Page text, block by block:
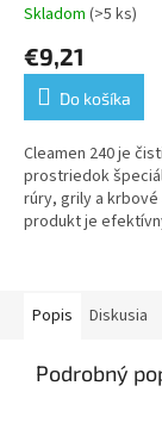
Priemerné
produktu
5,0
5
hviezdičiek.
Skladom (>5 ks)
€9,21
Do košíka
Cleamen 240 je
prostriedok
rúry, grily a krbové
produkt je
Popis Diskusia
Podrobný